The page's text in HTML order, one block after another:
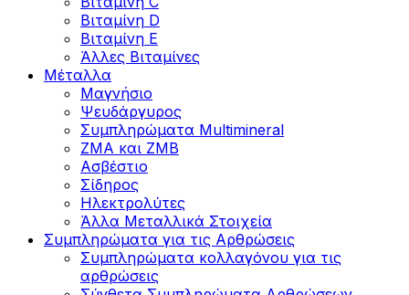
Βιταμίνη D
Βιταμίνη Ε
Άλλες Βιταμίνες
Μέταλλα
Μαγνήσιο
Ψευδάργυρος
Συμπληρώματα Multimineral
ZMA και ZMB
Ασβέστιο
Σίδηρος
Ηλεκτρολύτες
Άλλα Mεταλλικά Στοιχεία
Συμπληρώματα για τις Αρθρώσεις
Συμπληρώματα κολλαγόνου για τις
αρθρώσεις